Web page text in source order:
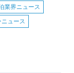
業界ニュース
ュース